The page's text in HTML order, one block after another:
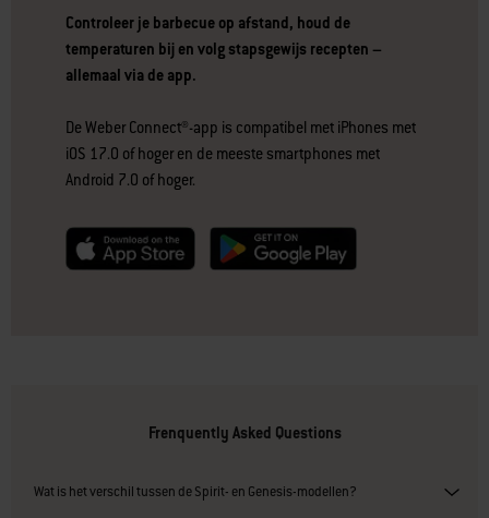
Controleer je barbecue op afstand, houd de
temperaturen bij en volg stapsgewijs recepten –
allemaal via de app.
De Weber Connect®-app is compatibel met iPhones met
iOS 17.0 of hoger en de meeste smartphones met
Android 7.0 of hoger.
null
Frenquently Asked Questions
Wat is het verschil tussen de Spirit- en Genesis-modellen?